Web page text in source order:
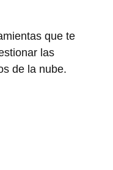
que te
las
de la nube.